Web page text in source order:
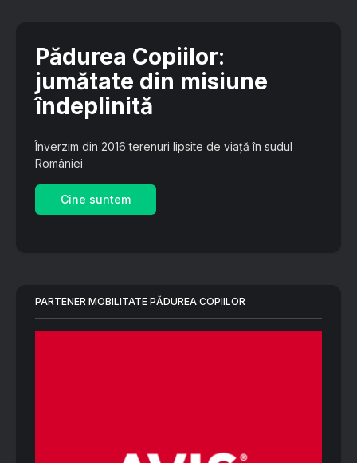
Pădurea Copiilor:
jumătate din misiune
îndeplinită
Înverzim din 2016 terenuri lipsite de viață în sudul
României
Cine suntem
PARTENER MOBILITATE PĂDUREA COPIILOR